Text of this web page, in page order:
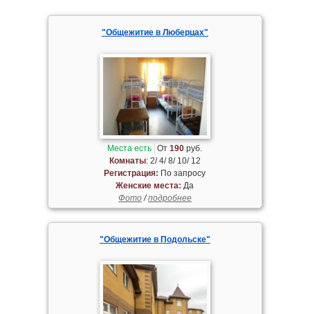
"Общежитие в Люберцах"
Места есть От190 руб.
Комнаты: 2/ 4/ 8/ 10/ 12
Регистрация: По запросу
Женские места: Да
Фото/подробнее
"Общежитие в Подольске"